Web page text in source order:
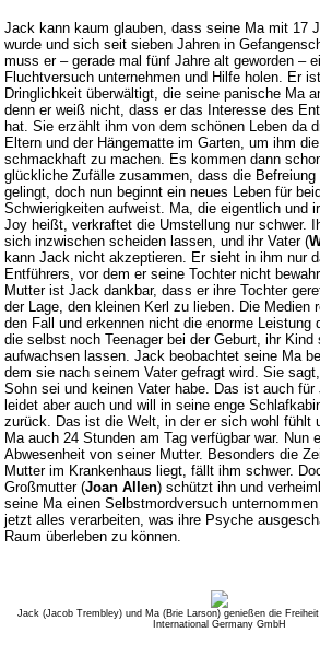
Jack kann kaum glauben, dass seine Ma mit 17
wurde und sich seit sieben Jahren in
muss er – gerade mal fünf Jahre alt geworden –
Fluchtversuch unternehmen und Hilfe holen. Er
Dringlichkeit überwältigt, die seine panische Ma
denn er weiß nicht, dass er das Interesse des
hat. Sie erzählt ihm von dem schönen Leben da
Eltern und der Hängematte im Garten, um ihm
schmackhaft zu machen. Es kommen dann
glückliche Zufälle zusammen, dass die
gelingt, doch nun beginnt ein neues Leben für
Schwierigkeiten aufweist. Ma, die eigentlich und
Joy heißt, verkraftet die Umstellung nur schwer.
sich inzwischen scheiden lassen, und ihr Vater (
kann Jack nicht akzeptieren. Er sieht in ihm nur
Entführers, vor dem er seine Tochter nicht
Mutter ist Jack dankbar, dass er ihre Tochter
der Lage, den kleinen Kerl zu lieben. Die Medien
den Fall und erkennen nicht die enorme Leistung
die selbst noch Teenager bei der Geburt, ihr Kind
aufwachsen lassen. Jack beobachtet seine Ma
dem sie nach seinem Vater gefragt wird. Sie
Sohn sei und keinen Vater habe. Das ist auch
leidet aber auch und will in seine enge
zurück. Das ist die Welt, in der er sich wohl fühlt
Ma auch 24 Stunden am Tag verfügbar war. Nun
Abwesenheit von seiner Mutter. Besonders die
Mutter im Krankenhaus liegt, fällt ihm schwer.
Großmutter (Joan Allen) schützt ihn und
seine Ma einen Selbstmordversuch
jetzt alles verarbeiten, was ihre Psyche
Raum überleben zu können.
Jack (Jacob Trembley) und Ma (Brie Larson) genießen die
International Germany GmbH